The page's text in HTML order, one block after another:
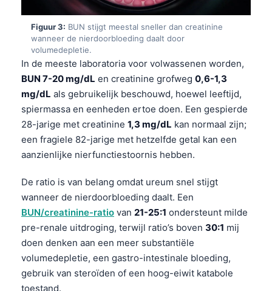
Figuur 3: BUN stijgt meestal sneller dan creatinine
wanneer de nierdoorbloeding daalt door
volumedepletie.
In de meeste laboratoria voor volwassenen worden,
BUN 7-20 mg/dL en creatinine grofweg 0,6-1,3
mg/dL als gebruikelijk beschouwd, hoewel leeftijd,
spiermassa en eenheden ertoe doen. Een gespierde
28-jarige met creatinine 1,3 mg/dL kan normaal zijn;
een fragiele 82-jarige met hetzelfde getal kan een
aanzienlijke nierfunctiestoornis hebben.
De ratio is van belang omdat ureum snel stijgt
wanneer de nierdoorbloeding daalt. Een
BUN/creatinine-ratio van 21-25:1 ondersteunt milde
pre-renale uitdroging, terwijl ratio’s boven 30:1 mij
doen denken aan een meer substantiële
volumedepletie, een gastro-intestinale bloeding,
gebruik van steroïden of een hoog-eiwit katabole
toestand.